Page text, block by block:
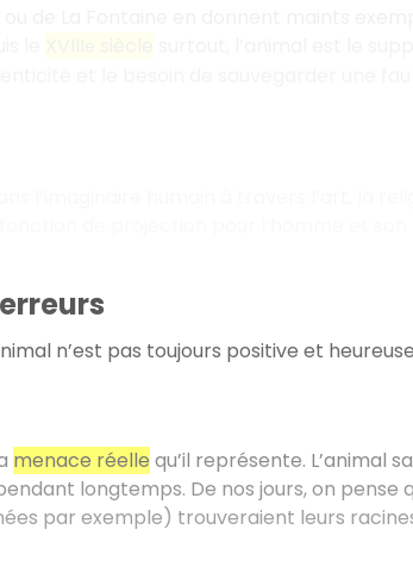
n’est pas toujours positive et
menace réelle qu’il représente. L’animal
longtemps. De nos jours, on pense
par exemple) trouveraient leurs